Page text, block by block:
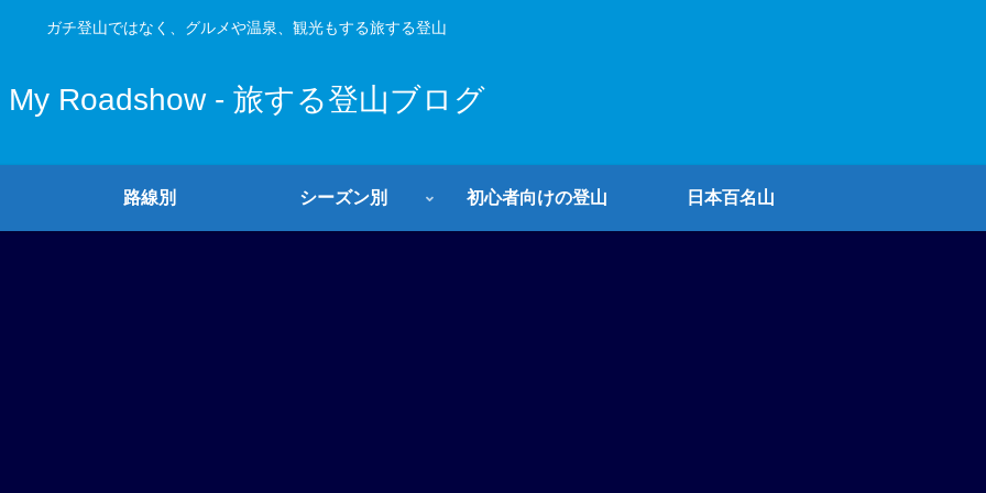
ガチ登山ではなく、グルメや温泉、観光もする旅する登山
My Roadshow - 旅する登山ブログ
路線別 シーズン別 初心者向けの登山 日本百名山